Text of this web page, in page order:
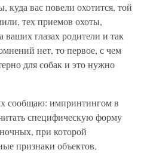
куда вас повели охотится, той
тех приемов охоты,
ваших глазах родители и так
нет, то первое, с чем
для собак и это нужно
сообщаю: импринтингом в
специфическую форму
при которой
признаки объектов,